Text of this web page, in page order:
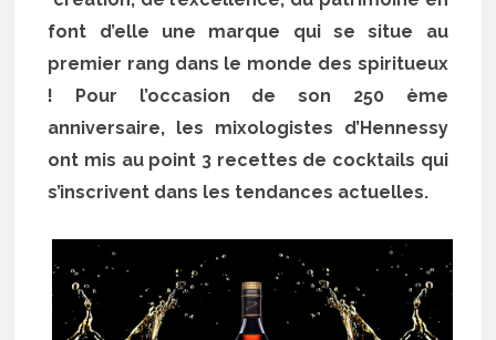
font d’elle une marque qui se situe au
premier rang dans le monde des spiritueux
! Pour l’occasion de son 250 ème
anniversaire, les mixologistes d’Hennessy
ont mis au point 3 recettes de cocktails qui
s’inscrivent dans les tendances actuelles.